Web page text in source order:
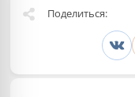
Поделиться: